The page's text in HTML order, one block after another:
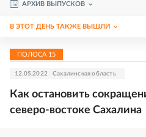
АРХИВ ВЫПУСКОВ
В ЭТОТ ДЕНЬ ТАКЖЕ ВЫШЛИ
ПОЛОСА 15
12.05.2022 Сахалинская область
Как остановить
северо-востоке Сахалина